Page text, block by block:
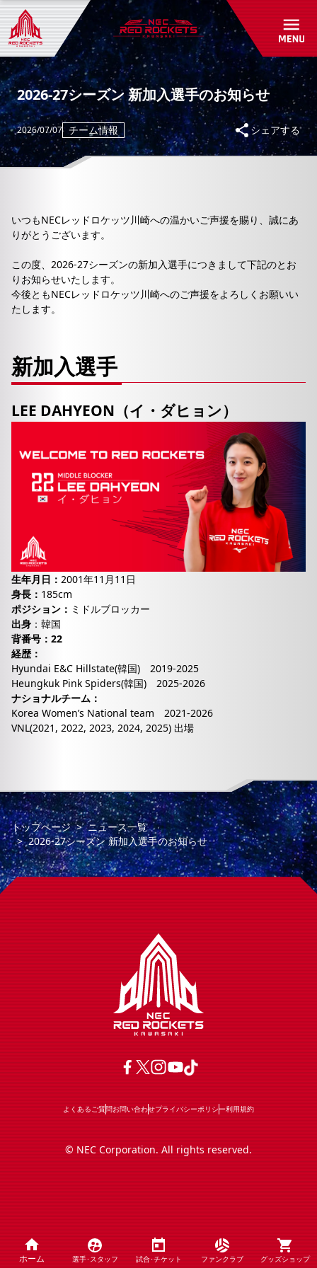
初めて観戦ガイド
アカデミー・スクール紹介/入会受付
パートナーシップ
パートナー一覧
パートナーシップのご案内
共創自動販売機
グッズショップ
RED ROCKETS GEAR STORE
お問い合わせ
よくあるご質問
お問い合わせ
2026-27シーズン 新加入選手のお知らせ
2026/07/07 チーム情報 シェアする
いつもNECレッドロケッツ川崎への温かいご声援を賜り、誠にあ
りがとうございます。
この度、2026-27シーズンの新加入選手につきまして下記のとお
りお知らせいたします。
今後ともNECレッドロケッツ川崎へのご声援をよろしくお願いい
たします。
新加入選手
LEE DAHYEON（イ・ダヒョン）
生年月日： 2001年11月11日
身長： 185cm
ポジション： ミドルブロッカー
出身 ：韓国
背番号：22
経歴：
Hyundai E&C Hillstate(韓国) 2019-2025
Heungkuk Pink Spiders(韓国) 2025-2026
ナショナルチーム：
Korea Women’s National team 2021-2026
VNL(2021, 2022, 2023, 2024, 2025) 出場
トップページ
ニュース一覧
2026-27シーズン 新加入選手のお知らせ
よくあるご質問お問い合わせプライバシーポリシー利用規約
© NEC Corporation. All rights reserved.
ホーム 選手･スタッフ 試合･チケット ファンクラブ グッズショップ